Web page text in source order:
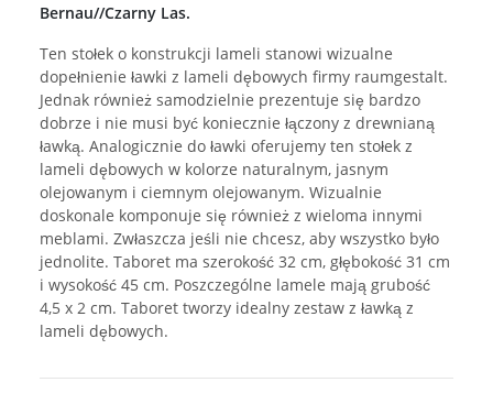
Bernau//Czarny Las.
Ten stołek o konstrukcji lameli stanowi wizualne
dopełnienie ławki z lameli dębowych firmy raumgestalt.
Jednak również samodzielnie prezentuje się bardzo
dobrze i nie musi być koniecznie łączony z drewnianą
ławką. Analogicznie do ławki oferujemy ten stołek z
lameli dębowych w kolorze naturalnym, jasnym
olejowanym i ciemnym olejowanym. Wizualnie
doskonale komponuje się również z wieloma innymi
meblami. Zwłaszcza jeśli nie chcesz, aby wszystko było
jednolite. Taboret ma szerokość 32 cm, głębokość 31 cm
i wysokość 45 cm. Poszczególne lamele mają grubość
4,5 x 2 cm. Taboret tworzy idealny zestaw z ławką z
lameli dębowych.